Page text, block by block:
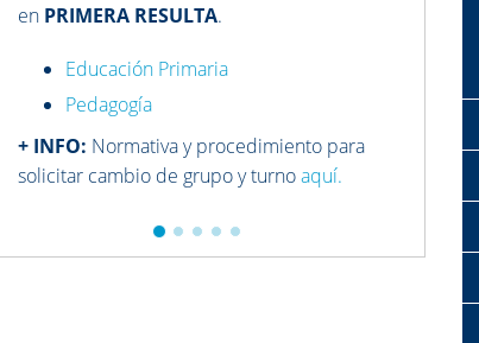
enPRIMERA RESULTA.
Educación Primaria
Pedagogía
+ INFO: Normativa y procedimiento para
solicitar cambio de grupo y turnoaquí.